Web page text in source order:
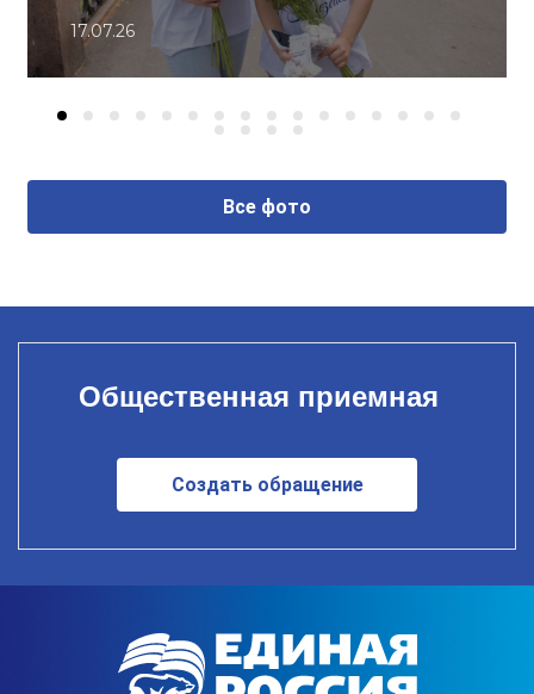
17.07.26
Все фото
Общественная приемная
Создать обращение